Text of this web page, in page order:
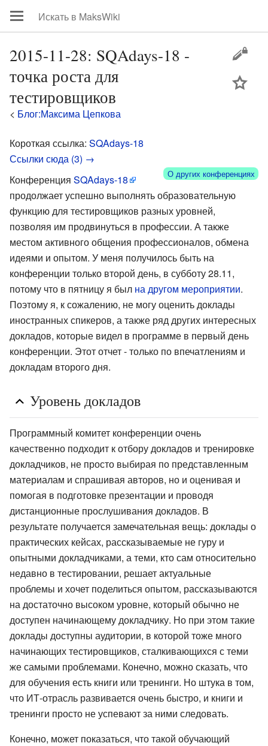
2015-11-28: SQAdays-18 -
точка роста для
тестировщиков
< Блог:Максима Цепкова
Короткая ссылка: SQAdays-18
Ссылки сюда (3) →
О других конференциях
Конференция SQAdays-18
продолжает успешно выполнять образовательную
функцию для тестировщиков разных уровней,
позволяя им продвинуться в профессии. А также
местом активного общения профессионалов, обмена
идеями и опытом. У меня получилось быть на
конференции только второй день, в субботу 28.11,
потому что в пятницу я был на другом мероприятии.
Поэтому я, к сожалению, не могу оценить доклады
иностранных спикеров, а также ряд других интересных
докладов, которые видел в программе в первый день
конференции. Этот отчет - только по впечатлениям и
докладам второго дня.
Уровень докладов
Программный комитет конференции очень
качественно подходит к отбору докладов и тренировке
докладчиков, не просто выбирая по представленным
материалам и спрашивая авторов, но и оценивая и
помогая в подготовке презентации и проводя
дистанционные прослушивания докладов. В
результате получается замечательная вещь: доклады о
практических кейсах, рассказываемые не гуру и
опытными докладчиками, а теми, кто сам относительно
недавно в тестировании, решает актуальные
проблемы и хочет поделиться опытом, рассказываются
на достаточно высоком уровне, который обычно не
доступен начинающему докладчику. Но при этом такие
доклады доступны аудитории, в которой тоже много
начинающих тестировщиков, сталкивающихся с теми
же самыми проблемами. Конечно, можно сказать, что
для обучения есть книги или тренинги. Но штука в том,
что ИТ-отрасль развивается очень быстро, и книги и
тренинги просто не успевают за ними следовать.
Конечно, может показаться, что такой обучающий